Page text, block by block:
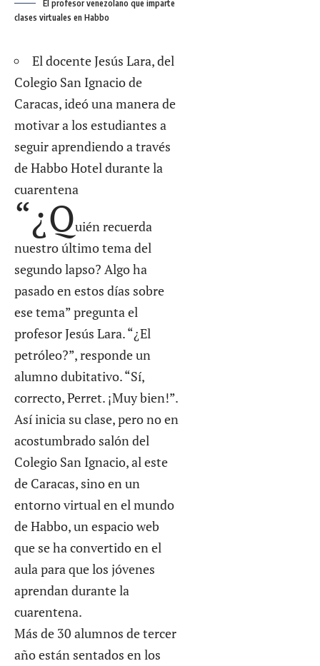
El profesor venezolano que imparte
clases virtuales en Habbo
El docente Jesús Lara, del
Colegio San Ignacio de
Caracas, ideó una manera de
motivar a los estudiantes a
seguir aprendiendo a través
de Habbo Hotel durante la
cuarentena
“¿Quién recuerda
nuestro último tema del
segundo lapso? Algo ha
pasado en estos días sobre
ese tema” pregunta el
profesor Jesús Lara. “¿El
petróleo?”, responde un
alumno dubitativo. “Sí,
correcto, Perret. ¡Muy bien!”.
Así inicia su clase, pero no en
acostumbrado salón del
Colegio San Ignacio, al este
de Caracas, sino en un
entorno virtual en el mundo
de Habbo, un espacio web
que se ha convertido en el
aula para que los jóvenes
aprendan durante la
cuarentena.
Más de 30 alumnos de tercer
año están sentados en los